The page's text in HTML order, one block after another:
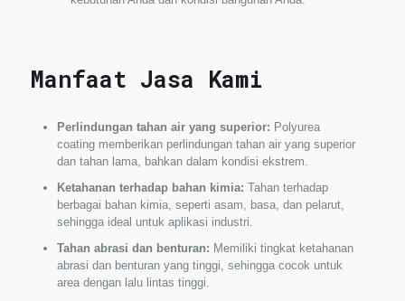
Manfaat Jasa Kami
Perlindungan tahan air yang superior: Polyurea
coating memberikan perlindungan tahan air yang superior
dan tahan lama, bahkan dalam kondisi ekstrem.
Ketahanan terhadap bahan kimia: Tahan terhadap
berbagai bahan kimia, seperti asam, basa, dan pelarut,
sehingga ideal untuk aplikasi industri.
Tahan abrasi dan benturan: Memiliki tingkat ketahanan
abrasi dan benturan yang tinggi, sehingga cocok untuk
area dengan lalu lintas tinggi.